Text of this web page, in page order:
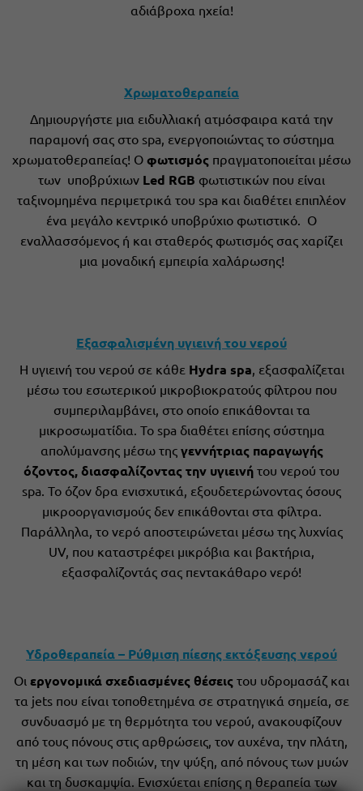
αδιάβροχα ηχεία!
Χρωματοθεραπεία
Δημιουργήστε μια ειδυλλιακή ατμόσφαιρα κατά την
παραμονή σας στο spa, ενεργοποιώντας το σύστημα
χρωματοθεραπείας! Ο φωτισμός πραγματοποιείται μέσω
των υποβρύχιων Led RGB φωτιστικών που είναι
ταξινομημένα περιμετρικά του spa και διαθέτει επιπλέον
ένα μεγάλο κεντρικό υποβρύχιο φωτιστικό. Ο
εναλλασσόμενος ή και σταθερός φωτισμός σας χαρίζει
μια μοναδική εμπειρία χαλάρωσης!
Εξασφαλισμένη υγιεινή του νερού
Η υγιεινή του νερού σε κάθε Hydra spa , εξασφαλίζεται
μέσω του εσωτερικού μικροβιοκρατούς φίλτρου που
συμπεριλαμβάνει, στο οποίο επικάθονται τα
μικροσωματίδια. Το spa διαθέτει επίσης σύστημα
απολύμανσης μέσω τηςγεννήτριας παραγωγής
όζοντος,διασφαλίζοντας την υγιεινή του νερού του
spa. Το όζον δρα ενισχυτικά, εξουδετερώνοντας όσους
μικροοργανισμούς δεν επικάθονται στα φίλτρα.
Παράλληλα, το νερό αποστειρώνεται μέσω της λυχνίας
UV, που καταστρέφει μικρόβια και βακτήρια,
εξασφαλίζοντάς σας πεντακάθαρο νερό!
Υδροθεραπεία – Ρύθμιση πίεσης εκτόξευσης νερού
Οι εργονομικά σχεδιασμένες θέσεις του υδρομασάζ και
τα jets που είναι τοποθετημένα σε στρατηγικά σημεία, σε
συνδυασμό με τη θερμότητα του νερού, ανακουφίζουν
από τους πόνους στις αρθρώσεις, τον αυχένα, την πλάτη,
τη μέση και των ποδιών, την ψύξη, από πόνους των μυών
και τη δυσκαμψία. Ενισχύεται επίσης η θεραπεία των